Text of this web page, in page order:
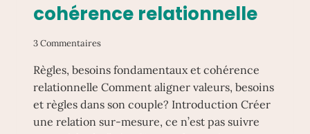
cohérence relationnelle
3 Commentaires
Règles, besoins fondamentaux et cohérence
relationnelle Comment aligner valeurs, besoins
et règles dans son couple? Introduction Créer
une relation sur-mesure, ce n’est pas suivre